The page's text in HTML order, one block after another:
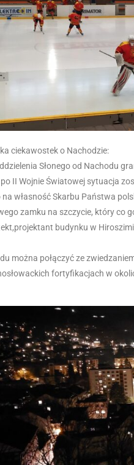
ciekawostek o Nachodzie:
Słonego od Nachodu
II Wojnie Światowej sytuacja
na własność Skarbu Państwa
zamku na szczycie, który co
budynku w
można połączyć ze
fortyfikacjach w